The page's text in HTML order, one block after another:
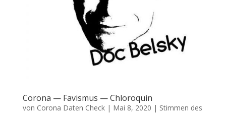
Corona — Favismus — Chloroquin
von Corona Daten Check| Mai 8, 2020 | Stimmen des